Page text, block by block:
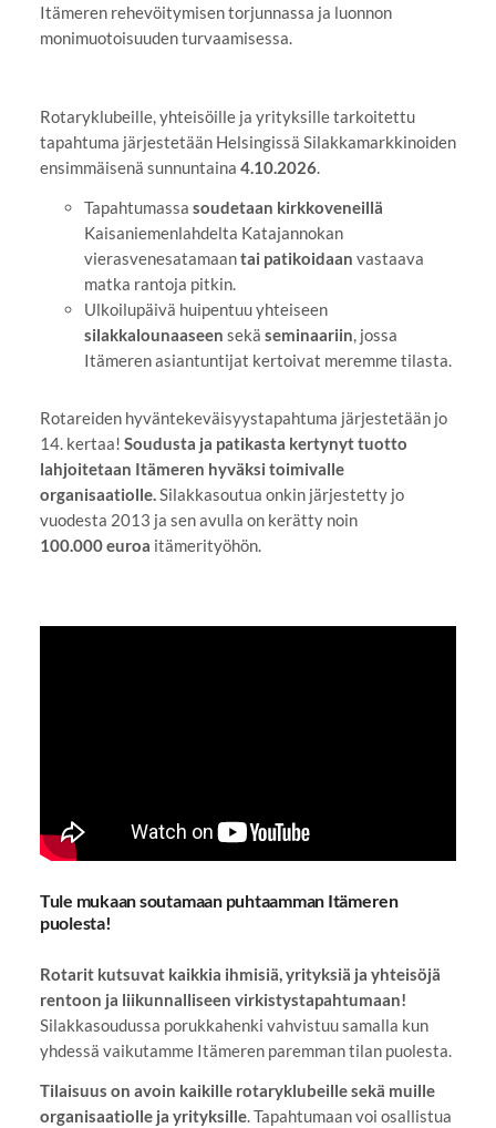
Itämeren rehevöitymisen torjunnassa ja luonnon
monimuotoisuuden turvaamisessa.
Rotaryklubeille, yhteisöille ja yrityksille tarkoitettu
tapahtuma järjestetään Helsingissä Silakkamarkkinoiden
ensimmäisenä sunnuntaina 4.10.2026.
Tapahtumassa soudetaan kirkkoveneillä
Kaisaniemenlahdelta Katajannokan
vierasvenesatamaantai patikoidaan vastaava
matka rantoja pitkin.
Ulkoilupäivä huipentuu yhteiseen
silakkalounaaseen sekä seminaariin, jossa
Itämeren asiantuntijat kertoivat meremme tilasta.
Rotareiden hyväntekeväisyystapahtuma järjestetään jo
14. kertaa! Soudusta ja patikasta kertynyt tuotto
lahjoitetaan Itämeren hyväksi toimivalle
organisaatiolle.Silakkasoutua onkin järjestetty jo
vuodesta 2013 ja sen avulla on kerätty noin
100.000euroa itämerityöhön.
Tule mukaan soutamaan puhtaamman Itämeren
puolesta!
Rotarit kutsuvat kaikkia ihmisiä, yrityksiä ja yhteisöjä
rentoon ja liikunnalliseen virkistystapahtumaan!
Silakkasoudussa porukkahenki vahvistuu samalla kun
yhdessä vaikutamme Itämeren paremman tilan puolesta.
Tilaisuus on avoin kaikille rotaryklubeille sekä muille
organisaatiolle ja yrityksille. Tapahtumaan voi osallistua